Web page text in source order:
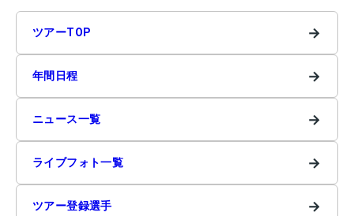
ツアーTOP →
年間日程 →
ニュース一覧 →
ライブフォト一覧 →
ツアー登録選手 →